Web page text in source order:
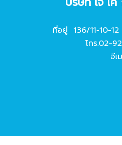
ที่อยู่ 136/11-10-
โทร.02-
อีเ